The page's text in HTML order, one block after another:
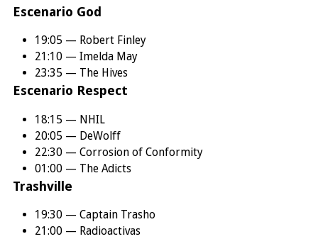
Escenario God
19:05 — Robert Finley
21:10 — Imelda May
23:35 — The Hives
Escenario Respect
18:15 — NHIL
20:05 — DeWolff
22:30 — Corrosion of Conformity
01:00 — The Adicts
Trashville
19:30 — Captain Trasho
21:00 — Radioactivas